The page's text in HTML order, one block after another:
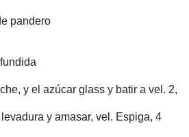
pandero
y el azúcar glass y batir a vel. 2,
y amasar, vel. Espiga, 4